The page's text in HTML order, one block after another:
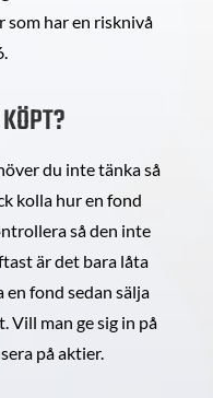
som har en risknivå
du inte tänka så
kolla hur en fond
så den inte
är det bara låta
fond sedan sälja
Vill man ge sig in på
på aktier.